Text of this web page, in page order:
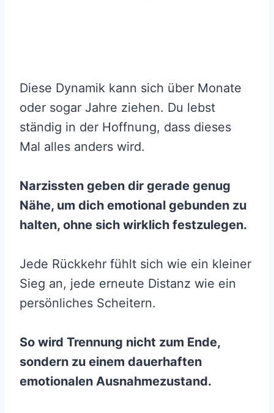
Diese Dynamik kann sich über Monate
oder sogar Jahre ziehen. Du lebst
ständig in der Hoffnung, dass dieses
Mal alles anders wird.
Narzissten geben dir gerade genug
Nähe, um dich emotional gebunden zu
halten, ohne sich wirklich festzulegen.
Jede Rückkehr fühlt sich wie ein kleiner
Sieg an, jede erneute Distanz wie ein
persönliches Scheitern.
So wird Trennung nicht zum Ende,
sondern zu einem dauerhaften
emotionalen Ausnahmezustand.